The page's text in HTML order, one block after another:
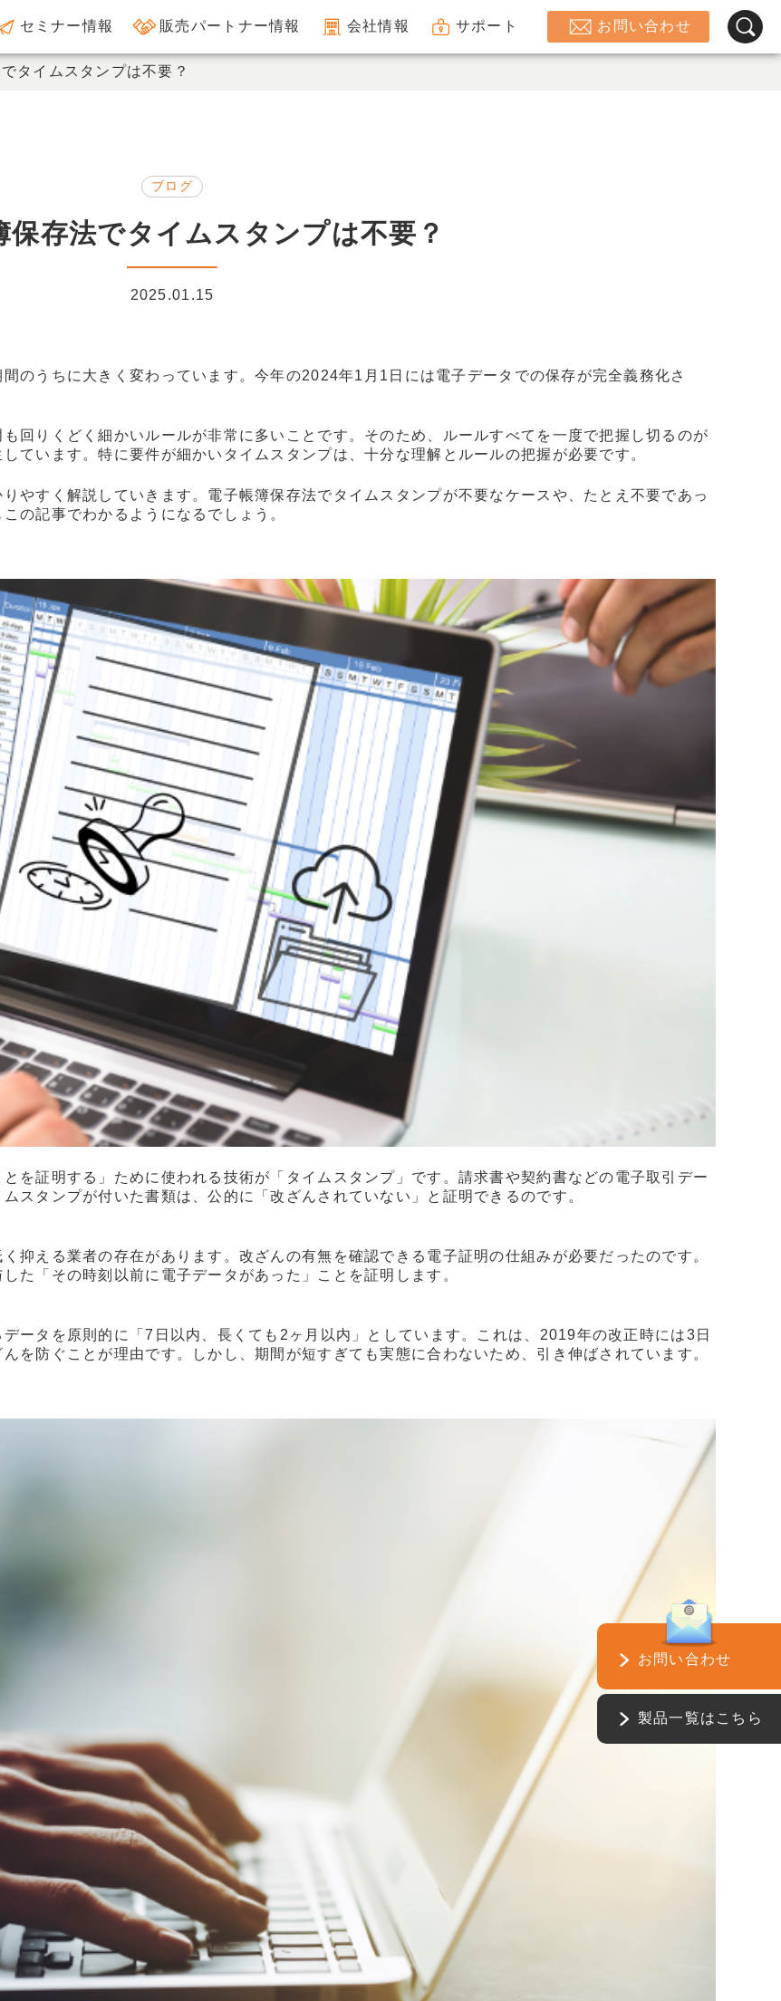
セミナー情報 販売パートナー情報 会社情報 サポート お問い合わせ
タイムスタンプは不要？
ブログ
保存法でタイムスタンプは不要？
2025.01.15
のうちに大きく変わっています。今年の2024年1月1日には電子データでの保存が完全義務化さ
回りくどく細かいルールが非常に多いことです。そのため、ルールすべてを一度で把握し切るのが
ています。特に要件が細かいタイムスタンプは、十分な理解とルールの把握が必要です。
やすく解説していきます。電子帳簿保存法でタイムスタンプが不要なケースや、たとえ不要であっ
の記事でわかるようになるでしょう。
を証明する」ために使われる技術が「タイムスタンプ」です。請求書や契約書などの電子取引デー
スタンプが付いた書類は、公的に「改ざんされていない」と証明できるのです。
抑える業者の存在があります。改ざんの有無を確認できる電子証明の仕組みが必要だったのです。
た「その時刻以前に電子データがあった」ことを証明します。
ータを原則的に「7日以内、長くても2ヶ月以内」としています。これは、2019年の改正時には3日
を防ぐことが理由です。しかし、期間が短すぎても実態に合わないため、引き伸ばされています。
お問い合わせ
製品一覧はこちら